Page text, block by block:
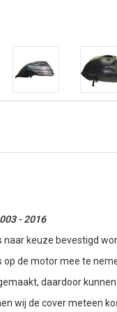
- 2016
keuze bevestigd
de motor mee te
daardoor
wij de cover meteen